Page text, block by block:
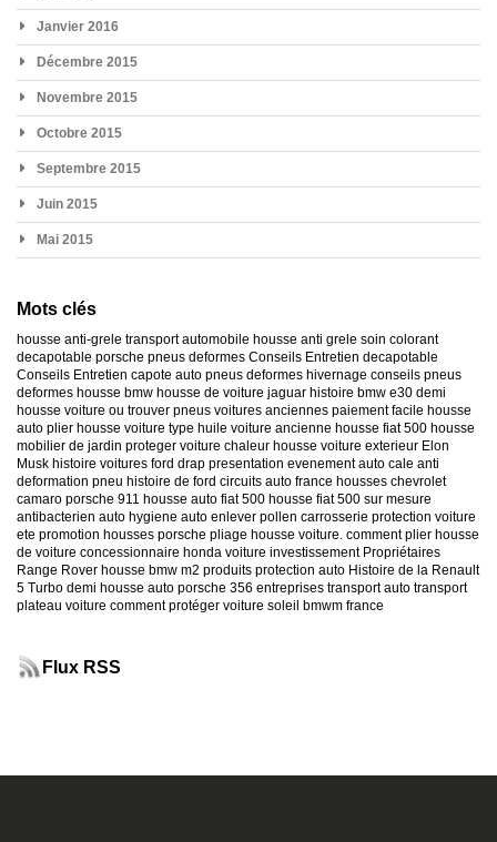
Janvier 2016
Décembre 2015
Novembre 2015
Octobre 2015
Septembre 2015
Juin 2015
Mai 2015
Mots clés
housse anti-grele transport automobile housse anti grele soin colorant
decapotable porsche pneus deformes Conseils Entretien decapotable
Conseils Entretien capote auto pneus deformes hivernage conseils pneus
deformes housse bmw housse de voiture jaguar histoire bmw e30 demi
housse voiture ou trouver pneus voitures anciennes paiement facile housse
auto plier housse voiture type huile voiture ancienne housse fiat 500 housse
mobilier de jardin proteger voiture chaleur housse voiture exterieur Elon
Musk histoire voitures ford drap presentation evenement auto cale anti
deformation pneu histoire de ford circuits auto france housses chevrolet
camaro porsche 911 housse auto fiat 500 housse fiat 500 sur mesure
antibacterien auto hygiene auto enlever pollen carrosserie protection voiture
ete promotion housses porsche pliage housse voiture. comment plier housse
de voiture concessionnaire honda voiture investissement Propriétaires
Range Rover housse bmw m2 produits protection auto Histoire de la Renault
5 Turbo demi housse auto porsche 356 entreprises transport auto transport
plateau voiture comment protéger voiture soleil bmwm france
Flux RSS